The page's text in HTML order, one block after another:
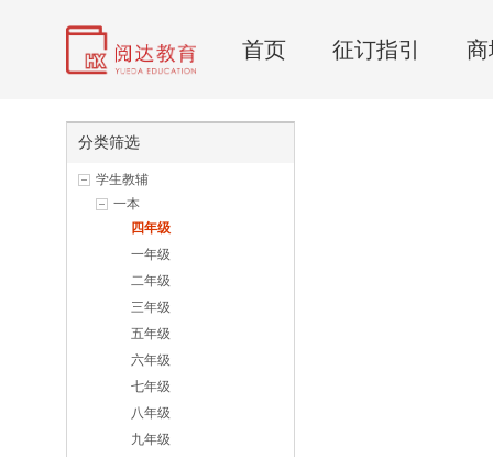
首页 征订指引 商
分类筛选
学生教辅
一本
四年级
一年级
二年级
三年级
五年级
六年级
七年级
八年级
九年级